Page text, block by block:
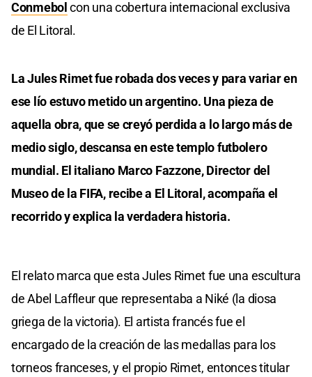
Conmebolcon una cobertura internacional exclusiva
de El Litoral.
La Jules Rimet fue robada dos veces y para variar en
ese lío estuvo metido un argentino. Una pieza de
aquella obra, que se creyó perdida a lo largo más de
medio siglo, descansa en este templo futbolero
mundial. El italiano Marco Fazzone, Director del
Museo de la FIFA, recibe a El Litoral, acompaña el
recorrido y explica la verdadera historia.
El relato marca que esta Jules Rimet fue una escultura
de Abel Laffleur que representaba a Niké (la diosa
griega de la victoria). El artista francés fue el
encargado de la creación de las medallas para los
torneos franceses, y el propio Rimet, entonces titular